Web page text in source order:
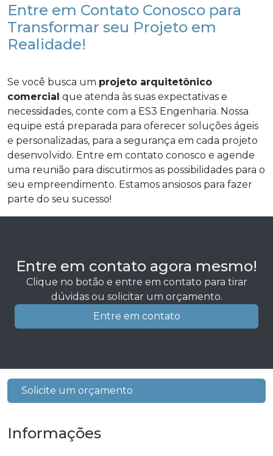
Entre em Contato Conosco para
Transformar seu Projeto em
Realidade!
Se você busca um projeto arquitetônico
comercial que atenda às suas expectativas e
necessidades, conte com a ES3 Engenharia. Nossa
equipe está preparada para oferecer soluções ágeis
e personalizadas, para a segurança em cada projeto
desenvolvido. Entre em contato conosco e agende
uma reunião para discutirmos as possibilidades para o
seu empreendimento. Estamos ansiosos para fazer
parte do seu sucesso!
Entre em contato agora mesmo!
Clique no botão e entre em contato para tirar
dúvidas ou solicitar um orçamento.
Entre em contato
Solicite um orçamento
Informações